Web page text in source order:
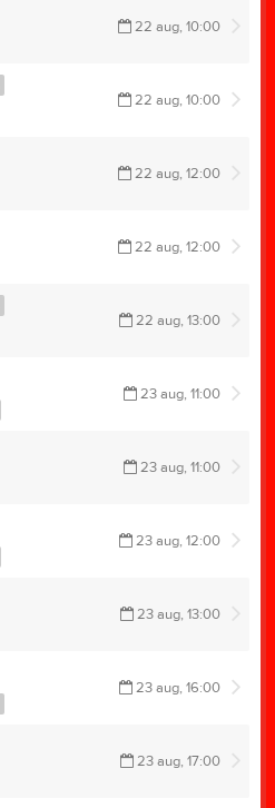
22 aug, 10:00
22 aug, 10:00
22 aug, 12:00
22 aug, 12:00
22 aug, 13:00
23 aug, 11:00
23 aug, 11:00
23 aug, 12:00
23 aug, 13:00
23 aug, 16:00
23 aug, 17:00